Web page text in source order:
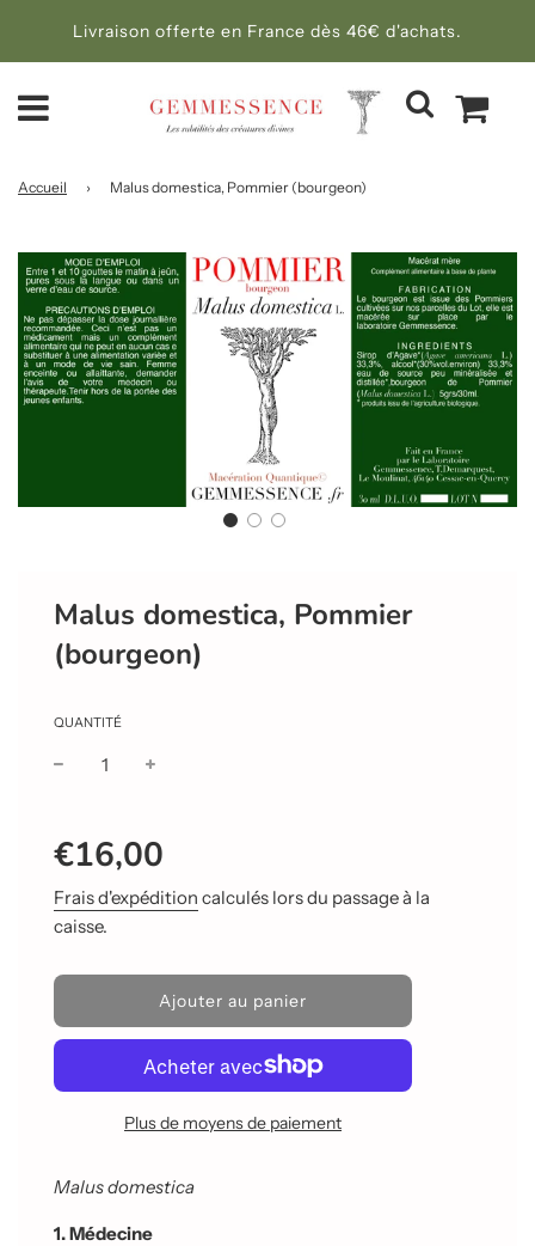
Livraison offerte en France dès 46€ d'achats.
Accueil › Malus domestica, Pommier (bourgeon)
Malus domestica, Pommier
(bourgeon)
QUANTITÉ
réduit
régulier
€16,00
Frais d'expédition calculés lors du passage à la
caisse.
C
a
r
g
e
m
n
Ajouter au panier
Plus de moyens de paiement
Malus domestica
1. Médecine